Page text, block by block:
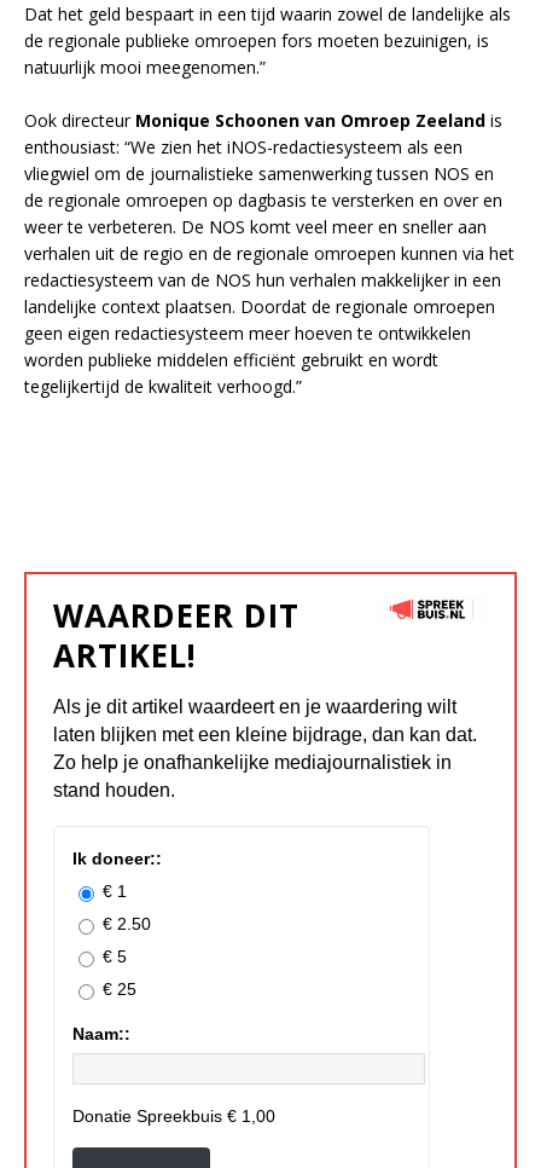
Dat het geld bespaart in een tijd waarin zowel de landelijke als
de regionale publieke omroepen fors moeten bezuinigen, is
natuurlijk mooi meegenomen.”
Ook directeurMonique Schoonen van Omroep Zeeland is
enthousiast: “We zien het iNOS-redactiesysteem als een
vliegwiel om de journalistieke samenwerking tussen NOS en
de regionale omroepen op dagbasis te versterken en over en
weer te verbeteren. De NOS komt veel meer en sneller aan
verhalen uit de regio en de regionale omroepen kunnen via het
redactiesysteem van de NOS hun verhalen makkelijker in een
landelijke context plaatsen. Doordat de regionale omroepen
geen eigen redactiesysteem meer hoeven te ontwikkelen
worden publieke middelen efficiënt gebruikt en wordt
tegelijkertijd de kwaliteit verhoogd.”
WAARDEER DIT
ARTIKEL!
Als je dit artikel waardeert en je waardering wilt
laten blijken met een kleine bijdrage, dan kan dat.
Zo help je onafhankelijke mediajournalistiek in
stand houden.
Ik doneer::
€ 1
€ 2.50
€ 5
€ 25
Naam::
Donatie Spreekbuis € 1,00